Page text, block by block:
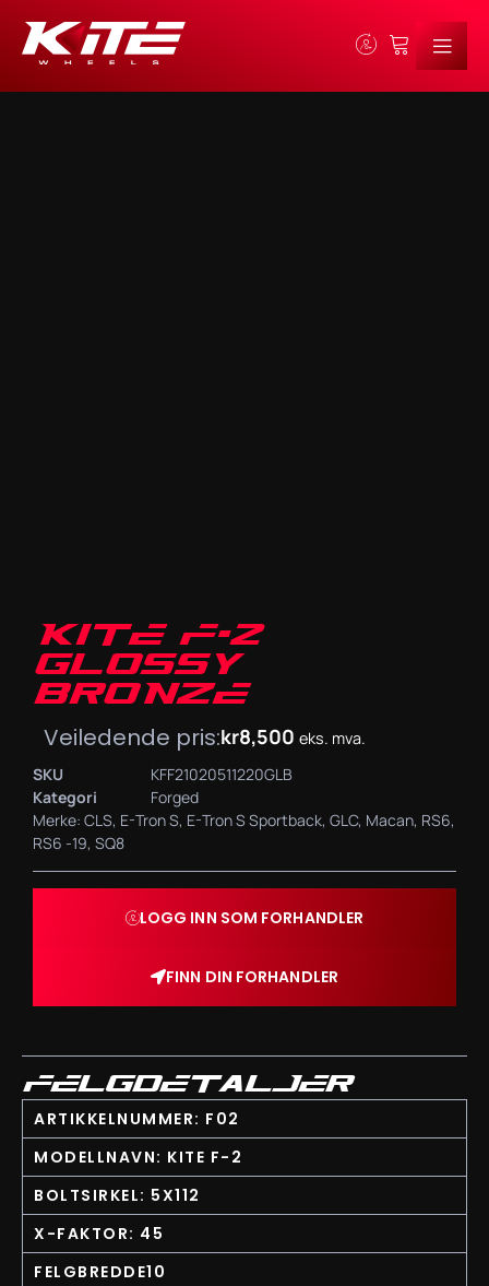
KITE F-2
GLOSSY
BRONZE
Veiledende pris:kr8,500 eks. mva.
SKU
KFF21020511220GLB
Kategori
Forged
Merke: CLS, E-Tron S, E-Tron S Sportback, GLC, Macan, RS6,
RS6 -19, SQ8
LOGG INN SOM FORHANDLER
FINN DIN FORHANDLER
FELGDETALJER
ARTIKKELNUMMER: F02
MODELLNAVN: KITE F-2
BOLTSIRKEL: 5X112
X-FAKTOR: 45
FELGBREDDE10